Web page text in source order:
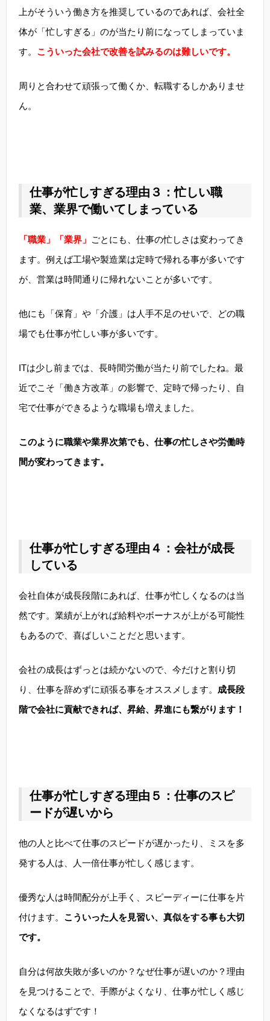
上がそういう働き方を推奨しているのであれば、会社全
体が「忙しすぎる」のが当たり前になってしまっていま
す。 こういった会社で改善を試みるのは難しいです。
周りと合わせて頑張って働くか、転職するしかありませ
ん。
仕事が忙しすぎる理由３：忙しい職
業、業界で働いてしまっている
「職業」「業界」 ごとにも、仕事の忙しさは変わってき
ます。例えば工場や製造業は定時で帰れる事が多いです
が、営業は時間通りに帰れないことが多いです。
他にも「保育」や「介護」は人手不足のせいで、どの職
場でも仕事が忙しい事が多いです。
ITは少し前までは、長時間労働が当たり前でしたね。最
近でこそ「働き方改革」の影響で、定時で帰ったり、自
宅で仕事ができるような職場も増えました。
このように職業や業界次第でも、仕事の忙しさや労働時
間が変わってきます。
仕事が忙しすぎる理由４：会社が成長
している
会社自体が成長段階にあれば、仕事が忙しくなるのは当
然です。業績が上がれば給料やボーナスが上がる可能性
もあるので、喜ばしいことだと思います。
会社の成長はずっとは続かないので、今だけと割り切
り、仕事を辞めずに頑張る事をオススメします。 成長段
階で会社に貢献できれば、昇給、昇進にも繋がります！
仕事が忙しすぎる理由５：仕事のスピ
ードが遅いから
他の人と比べて仕事のスピードが遅かったり、ミスを多
発する人は、人一倍仕事が忙しく感じます。
優秀な人は時間配分が上手く、スピーディーに仕事を片
付けます。 こういった人を見習い、真似をする事も大切
です。
自分は何故失敗が多いのか？なぜ仕事が遅いのか？理由
を見つけることで、手際がよくなり、仕事が忙しく感じ
なくなるはずです！